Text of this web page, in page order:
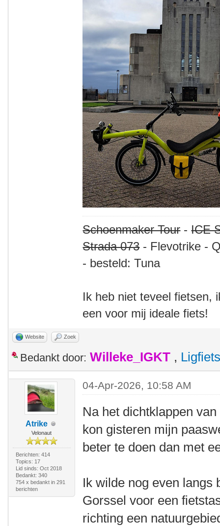
Schoenmaker Tour-ICE
Strada 073- Flevotrike -
- besteld: Tuna
Ik heb niet teveel fietsen,
een voor mij ideale fiets!
Website Zoek
Bedankt door: Willeke_IGKT ,
Atrike
Velonaut
Berichten: 414
Topics: 17
Lid sinds: Oct 2018
Bedankt: 340
754 x bedankt in 291
berichten
04-Apr-2026, 10:58 AM
Na het dichtklappen
kon gisteren mijn
beter te doen dan met
Ik wilde nog even langs
Gorssel voor een
richting een